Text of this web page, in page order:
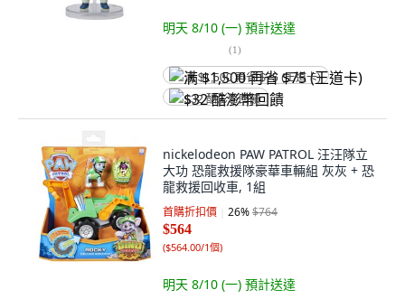
明天 8/10 (一) 預計送達
(1)
满 $1,500 再省 $75 (王道卡)
$32 酷澎幣回饋
nickelodeon PAW PATROL 汪汪隊立
大功 恐龍救援隊豪華車輛組 灰灰 + 恐
龍救援回收車, 1組
首購折扣價 26%$764
$564
($564.00/1個)
明天 8/10 (一) 預計送達